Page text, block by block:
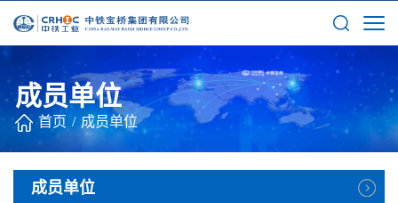
成员单位
首页 / 成员单位
成员单位